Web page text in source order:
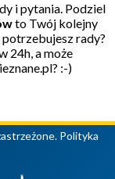
i pytania. Podziel
to Twój kolejny
rady?
24h, a może
:-)
Polityka